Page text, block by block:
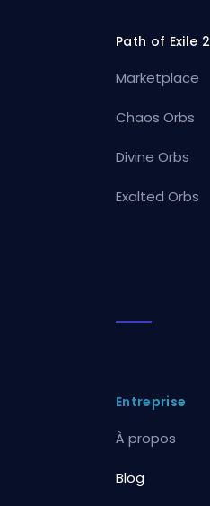
Path of Exile 2
Marketplace
Chaos Orbs
Divine Orbs
Exalted Orbs
Entreprise
À propos
Blog